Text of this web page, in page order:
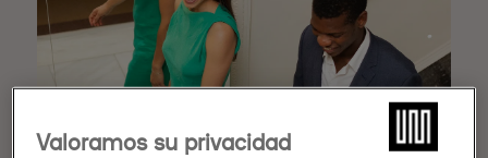
Valoramos su privacidad